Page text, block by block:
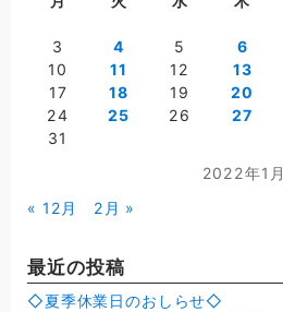
2022年1月
3
4 5 6
10
11 12 13
17
18 19 20
24
25 26 27
31
« 12月 2月 »
最近の投稿
◇夏季休業日のおしらせ◇